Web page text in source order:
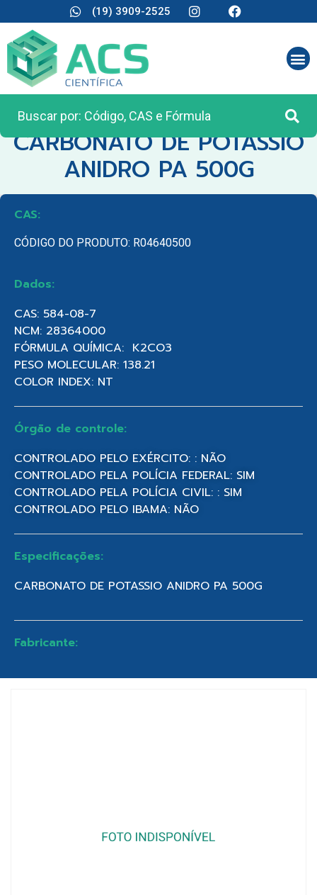
(19) 3909-2525
CATEGORIA:REAGENTES ANALÍTICOS
CARBONATO DE POTASSIO
ANIDRO PA 500G
CAS:
CÓDIGO DO PRODUTO: R04640500
Dados:
CAS: 584-08-7
NCM: 28364000
FÓRMULA QUÍMICA: K2CO3
PESO MOLECULAR: 138.21
COLOR INDEX: NT
Órgão de controle:
CONTROLADO PELO EXÉRCITO: : NÃO
CONTROLADO PELA POLÍCIA FEDERAL: SIM
CONTROLADO PELA POLÍCIA CIVIL: : SIM
CONTROLADO PELO IBAMA: NÃO
Especificações:
CARBONATO DE POTASSIO ANIDRO PA 500G
Fabricante: